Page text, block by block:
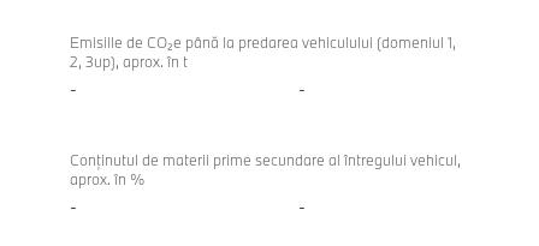
vehiculului
eDrive20
Emisiile de CO₂e până la predarea vehiculului (domeniul 1,
2, 3up), aprox. în t
- -
Conținutul de materii prime secundare al întregului vehicul,
aprox. în %
- -